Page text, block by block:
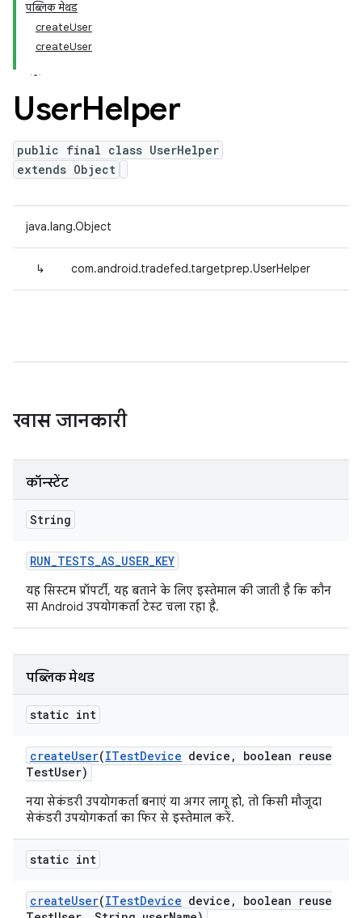
पब्लिक मेथड
createUser
createUser
UserHelper
public final class UserHelper
extends Object
java.lang.Object
↳ com.android.tradefed.targetprep.UserHelper
खास जानकारी
कॉन्स्टेंट
String
RUN_TESTS_AS_USER_KEY
यह सिस्टम प्रॉपर्टी, यह बताने के लिए इस्तेमाल की जाती है कि कौन
सा Android उपयोगकर्ता टेस्ट चला रहा है.
पब्लिक मेथड
static int
createUser(ITestDevice device ,
boolean reuse
TestUser)
नया सेकंडरी उपयोगकर्ता बनाएं या अगर लागू हो, तो किसी मौजूदा
सेकंडरी उपयोगकर्ता का फिर से इस्तेमाल करें.
static int
createUser(ITestDevice device ,
boolean reuse